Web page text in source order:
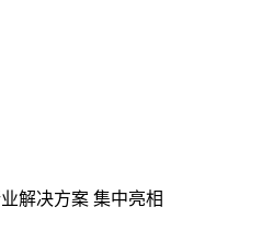
解决方案 集中亮相